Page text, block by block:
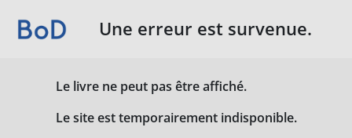
Une erreur est survenue.
Le livre ne peut pas être affiché.
Le site est temporairement indisponible.